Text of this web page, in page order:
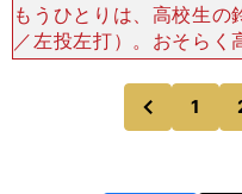
もうひとりは、高校生の
／左投左打）。おそらく
ーワンだろう。一昨年、
横浜高３年の浅間大基（
だと見
前
1